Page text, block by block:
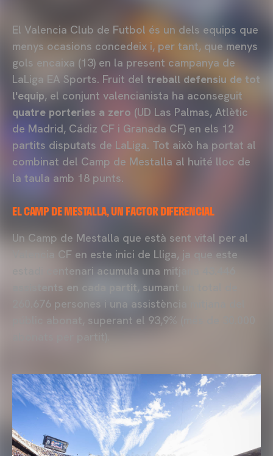
El Valencia Club de Futbol és un dels equips que
menys ocasions concedeix i, per tant, que menys
gols encaixa (13) en la present campanya de
LaLiga EA Sports. Fruit del treball defensiu de tot
l'equip, el conjunt valencianista ha aconseguit
quatre porteries a zero (UD Las Palmas, Atlètic
de Madrid, Cádiz CF i Granada CF) en els 12
partits disputats de LaLiga. Tot això ha portat al
combinat del Camp de Mestalla al huité lloc de
la taula amb 18 punts.
EL CAMP DE MESTALLA, UN FACTOR DIFERENCIAL
Un Camp de Mestalla que està sent vital per al
Valencia CF en este inici de Lliga, ja que este
estadi centenari acumula una mitjana
assistents en cada partit, sumant un total de
260.676 persones i una assistència mitjana del
públic abonat, superant el 93,9% (més de 30.000